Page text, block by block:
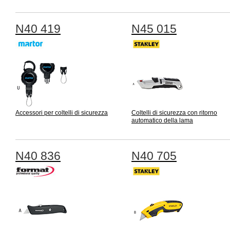
N40 419
Accessori per coltelli di sicurezza
N45 015
Coltelli di sicurezza con ritorno
automatico della lama
N40 836 N40 705